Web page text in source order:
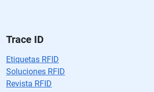
o.
Trace ID
Etiquetas RFID
Soluciones RFID
Revista RFID